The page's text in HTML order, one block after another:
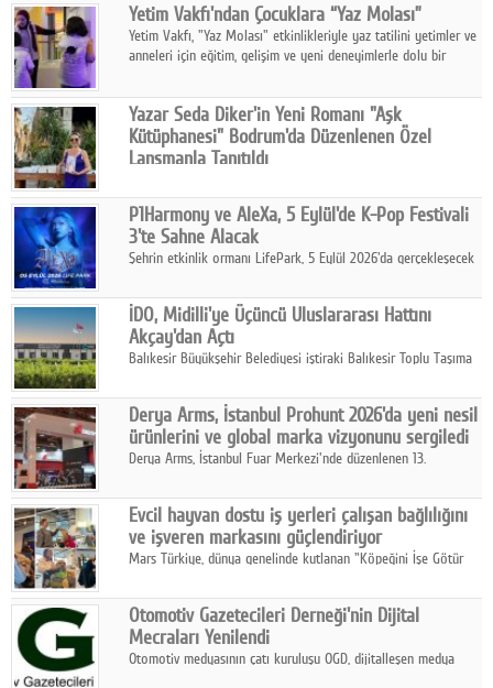
Facebook
Diziler
Karikatür
Youtube
Polemik
Reklam
Yazarlar
Künye
SOSYAL MEDYA
Facebook
Twitter
Google Plus
© 2026 TÜM HAKLARI SAKLIDIR
Yetim Vakfı'ndan Çocuklara “Yaz Molası”
Yetim Vakfı, "Yaz Molası" etkinlikleriyle yaz tatilini yetimler ve
anneleri için eğitim, gelişim ve yeni deneyimlerle dolu bir
Yazar Seda Diker'in Yeni Romanı "Aşk
Kütüphanesi" Bodrum'da Düzenlenen Özel
Lansmanla Tanıtıldı
Diker'in 13. kitabı “Aşk Kütüphanesi” 6 Ağustos'ta Casa dell'Arte
Bodrum'da düzenlenen özel lansmanla okurlarıyla buluştu.
P1Harmony ve AleXa, 5 Eylül'de K-Pop Festivali
3'te Sahne Alacak
Şehrin etkinlik ormanı LifePark, 5 Eylül 2026'da gerçekleşecek
haritasında önemli bir destinasyon haline getirmeye
hazırlanıyor.
İDO, Midilli'ye Üçüncü Uluslararası Hattını
Akçay'dan Açtı
Balıkesir Büyükşehir Belediyesi iştiraki Balıkesir Toplu Taşıma
Midilli hattının resmi açılışı gerçekleştirildi.
Derya Arms, İstanbul Prohunt 2026'da yeni nesil
ürünlerini ve global marka vizyonunu sergiledi
Derya Arms, İstanbul Fuar Merkezi'nde düzenlenen 13.
Fuarı'nda sektör profesyonelleri, iş ortakları, bayiler ve son
kullanıcılarla bir araya geldi.
Evcil hayvan dostu iş yerleri çalışan bağlılığını
ve işveren markasını güçlendiriyor
Mars Türkiye, dünya genelinde kutlanan "Köpeğini İşe Götür
çalışan bağlılığı, iyi olma hali ve işveren markası üzerindeki
etkisine dikkat çekti.
Otomotiv Gazetecileri Derneği'nin Dijital
Mecraları Yenilendi
Otomotiv medyasının çatı kuruluşu OGD, dijitalleşen medya